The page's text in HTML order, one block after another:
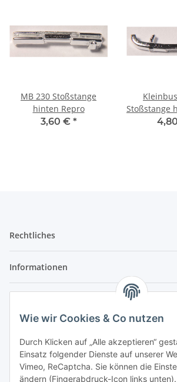
Wie wir Cookies & Co nutzen
Durch Klicken auf „Alle akzeptieren“
Einsatz folgender Dienste auf unserer
Vimeo, ReCaptcha. Sie können die
ändern (Fingerabdruck-Icon links
MB 230 Stoßstange
hinten Repro
3,60 € *
Stoßstange
Rechtliches
Informationen
Wir sind kein Spielwarenhändler i. S.
Spielwarenverordnung
Die meisten der von uns vertriebenen
nur für ein Erwachsenenhobby